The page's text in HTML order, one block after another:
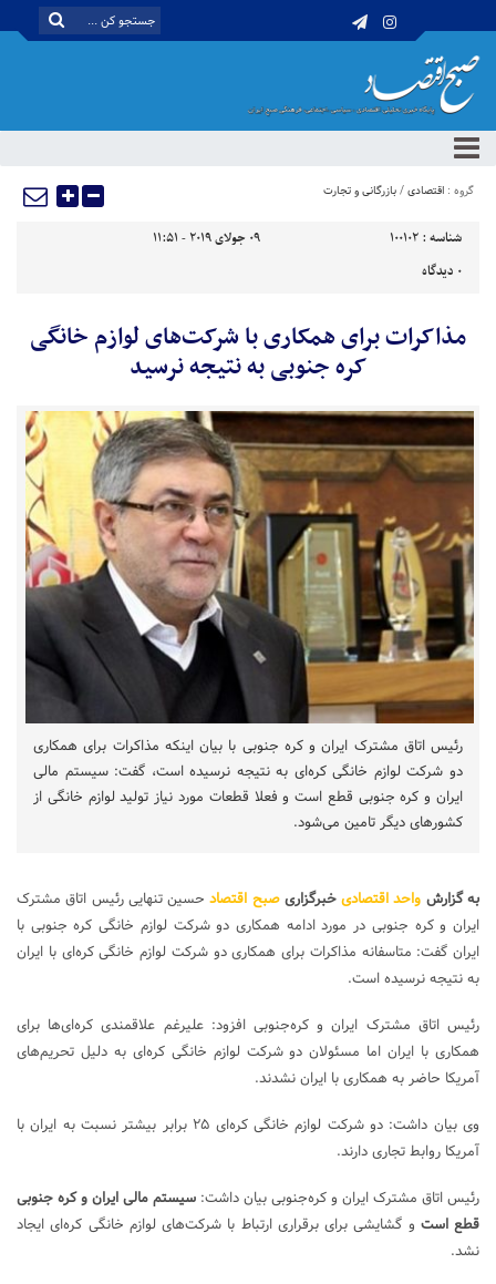
گروه : اقتصادی/بازرگانی و تجارت
شناسه : 100102
09 جولای 2019 - 11:51
0 دیدگاه
مذاکرات برای همکاری با شرکت‌های لوازم خانگی
کره جنوبی به نتیجه نرسید
رئیس اتاق مشترک ایران و کره جنوبی با بیان اینکه مذاکرات برای همکاری
دو شرکت لوازم خانگی کره‌ای به نتیجه نرسیده است، گفت: سیستم مالی
ایران و کره جنوبی قطع است و فعلا قطعات مورد نیاز تولید لوازم خانگی از
کشورهای دیگر تامین می‌شود.
به گزارش واحد اقتصادیخبرگزاریصبح اقتصاد حسین تنهایی رئیس اتاق مشترک
ایران و کره جنوبی در مورد ادامه همکاری دو شرکت لوازم خانگی کره جنوبی با
ایران گفت: متاسفانه مذاکرات برای همکاری دو شرکت لوازم خانگی کره‌ای با ایران
به نتیجه نرسیده است.
رئیس اتاق مشترک ایران و کره‌جنوبی افزود: علیرغم علاقمندی کره‌ای‌ها برای
همکاری با ایران اما مسئولان دو شرکت لوازم خانگی کره‌ای به دلیل تحریم‌های
آمریکا حاضر به همکاری با ایران نشدند.
وی بیان داشت: دو شرکت لوازم خانگی کره‌ای ۲۵ برابر بیشتر نسبت به ایران با
آمریکا روابط تجاری دارند.
رئیس اتاق مشترک ایران و کره‌جنوبی بیان داشت: سیستم مالی ایران و کره جنوبی
قطع است و گشایشی برای برقراری ارتباط با شرکت‌های لوازم خانگی کره‌ای ایجاد
نشد.